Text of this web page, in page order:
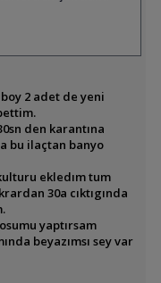
boy 2 adet de yeni
den karantına
bu ilaçtan banyo
ekledım tum
30a cıktıgında
yaptırsam
beyazımsı sey var